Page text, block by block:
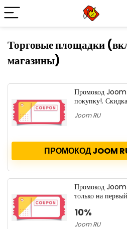
Торговые площадки
магазины)
Промокод Joom
покупку!.
Joom RU
ПРОМОКОД JOOM
Промокод Joom
только на
10%
Joom RU